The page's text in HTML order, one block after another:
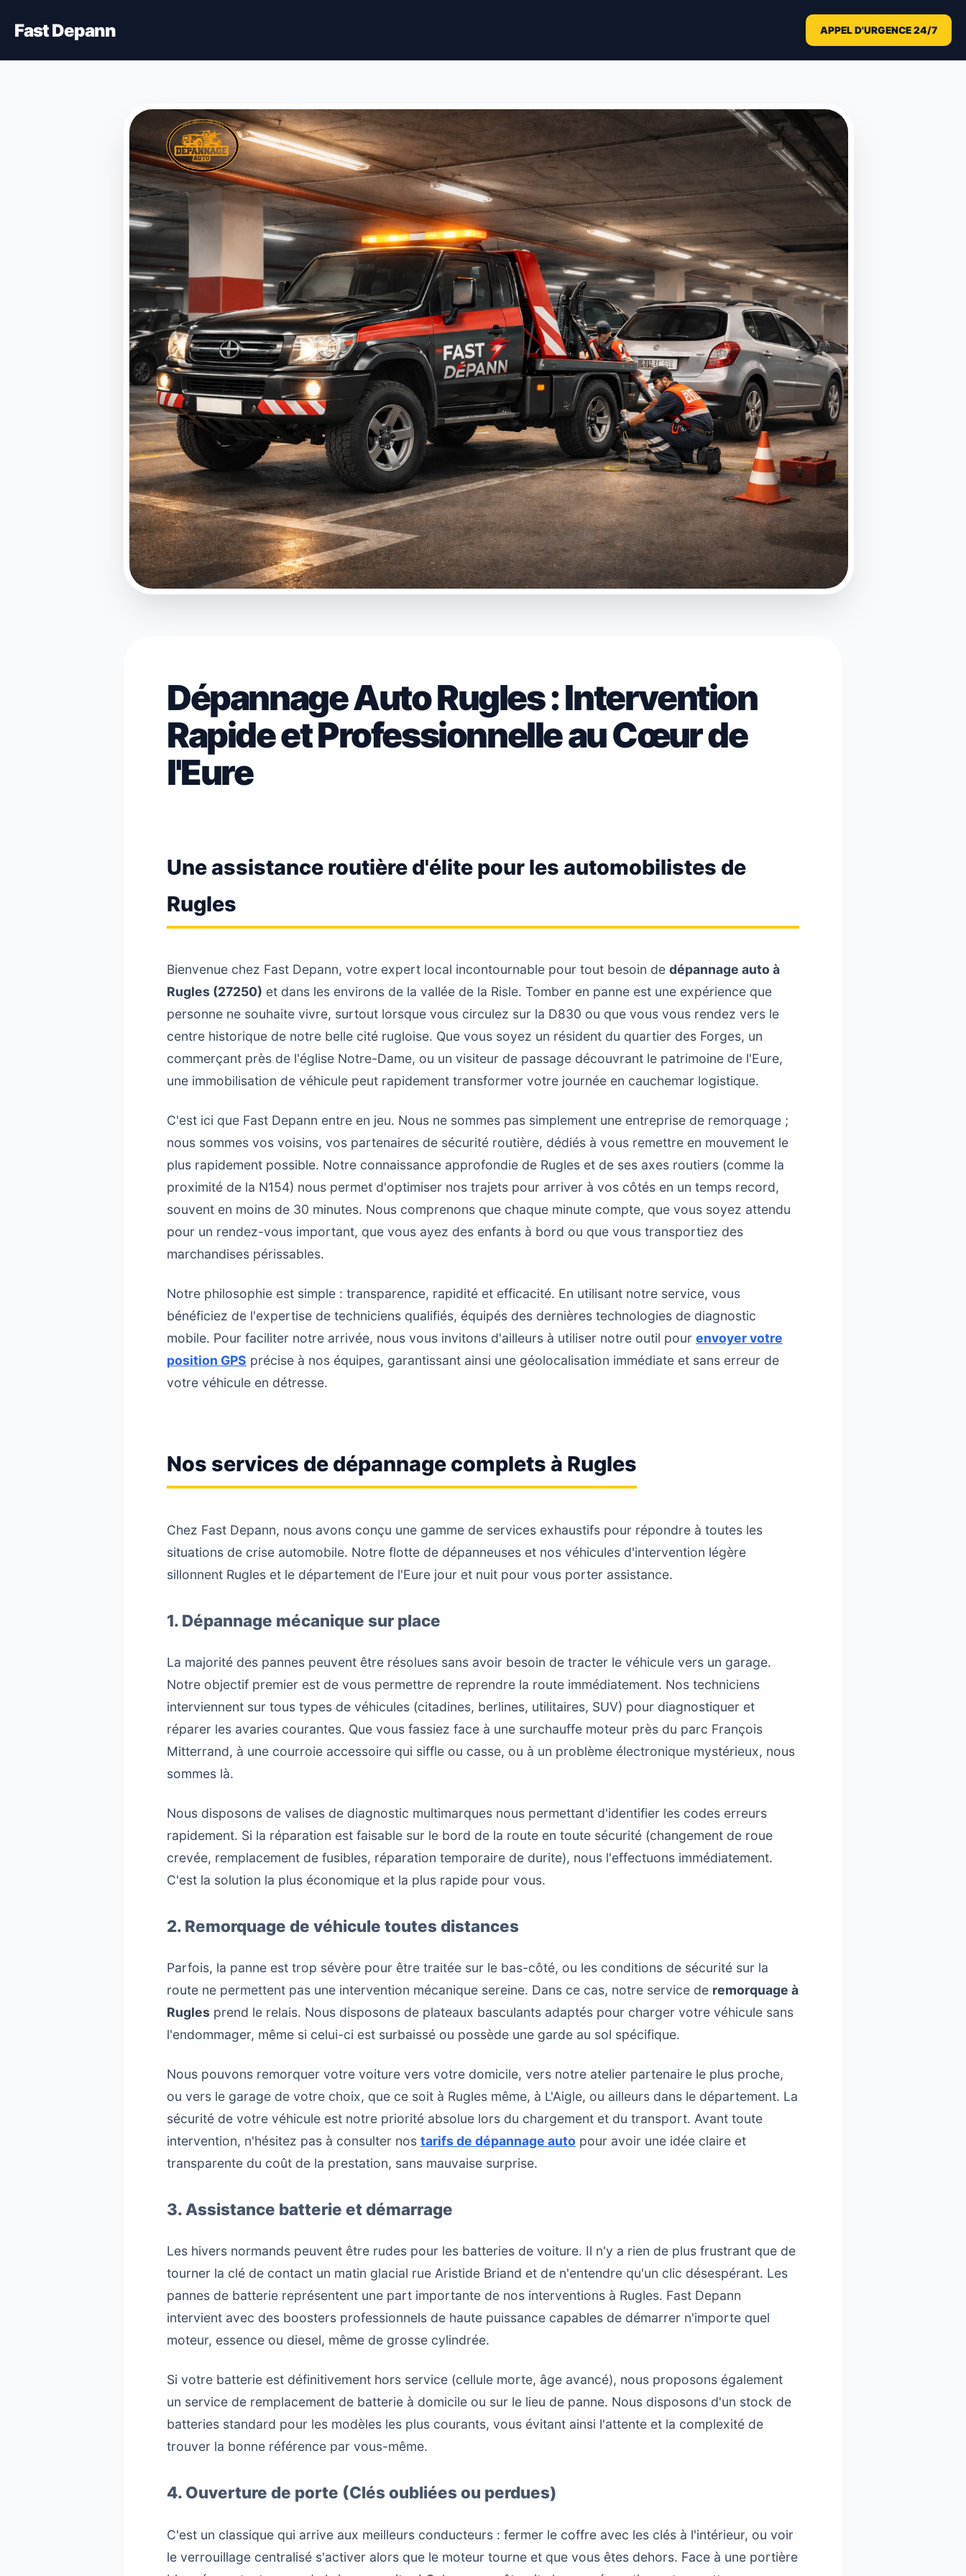
Fast Depann APPEL D'URGENCE 24/7
Dépannage Auto Rugles : Intervention
Rapide et Professionnelle au Cœur de
l'Eure
Une assistance routière d'élite pour les automobilistes de
Rugles
Bienvenue chez Fast Depann, votre expert local incontournable pour tout besoin de dépannage auto à
Rugles (27250) et dans les environs de la vallée de la Risle. Tomber en panne est une expérience que
personne ne souhaite vivre, surtout lorsque vous circulez sur la D830 ou que vous vous rendez vers le
centre historique de notre belle cité rugloise. Que vous soyez un résident du quartier des Forges, un
commerçant près de l'église Notre-Dame, ou un visiteur de passage découvrant le patrimoine de l'Eure,
une immobilisation de véhicule peut rapidement transformer votre journée en cauchemar logistique.
C'est ici que Fast Depann entre en jeu. Nous ne sommes pas simplement une entreprise de remorquage ;
nous sommes vos voisins, vos partenaires de sécurité routière, dédiés à vous remettre en mouvement le
plus rapidement possible. Notre connaissance approfondie de Rugles et de ses axes routiers (comme la
proximité de la N154) nous permet d'optimiser nos trajets pour arriver à vos côtés en un temps record,
souvent en moins de 30 minutes. Nous comprenons que chaque minute compte, que vous soyez attendu
pour un rendez-vous important, que vous ayez des enfants à bord ou que vous transportiez des
marchandises périssables.
Notre philosophie est simple : transparence, rapidité et efficacité. En utilisant notre service, vous
bénéficiez de l'expertise de techniciens qualifiés, équipés des dernières technologies de diagnostic
mobile. Pour faciliter notre arrivée, nous vous invitons d'ailleurs à utiliser notre outil pour envoyer votre
position GPS précise à nos équipes, garantissant ainsi une géolocalisation immédiate et sans erreur de
votre véhicule en détresse.
Nos services de dépannage complets à Rugles
Chez Fast Depann, nous avons conçu une gamme de services exhaustifs pour répondre à toutes les
situations de crise automobile. Notre flotte de dépanneuses et nos véhicules d'intervention légère
sillonnent Rugles et le département de l'Eure jour et nuit pour vous porter assistance.
1. Dépannage mécanique sur place
La majorité des pannes peuvent être résolues sans avoir besoin de tracter le véhicule vers un garage.
Notre objectif premier est de vous permettre de reprendre la route immédiatement. Nos techniciens
interviennent sur tous types de véhicules (citadines, berlines, utilitaires, SUV) pour diagnostiquer et
réparer les avaries courantes. Que vous fassiez face à une surchauffe moteur près du parc François
Mitterrand, à une courroie accessoire qui siffle ou casse, ou à un problème électronique mystérieux, nous
sommes là.
Nous disposons de valises de diagnostic multimarques nous permettant d'identifier les codes erreurs
rapidement. Si la réparation est faisable sur le bord de la route en toute sécurité (changement de roue
crevée, remplacement de fusibles, réparation temporaire de durite), nous l'effectuons immédiatement.
C'est la solution la plus économique et la plus rapide pour vous.
2. Remorquage de véhicule toutes distances
Parfois, la panne est trop sévère pour être traitée sur le bas-côté, ou les conditions de sécurité sur la
route ne permettent pas une intervention mécanique sereine. Dans ce cas, notre service de remorquage à
Rugles prend le relais. Nous disposons de plateaux basculants adaptés pour charger votre véhicule sans
l'endommager, même si celui-ci est surbaissé ou possède une garde au sol spécifique.
Nous pouvons remorquer votre voiture vers votre domicile, vers notre atelier partenaire le plus proche,
ou vers le garage de votre choix, que ce soit à Rugles même, à L'Aigle, ou ailleurs dans le département. La
sécurité de votre véhicule est notre priorité absolue lors du chargement et du transport. Avant toute
intervention, n'hésitez pas à consulter nos tarifs de dépannage auto pour avoir une idée claire et
transparente du coût de la prestation, sans mauvaise surprise.
3. Assistance batterie et démarrage
Les hivers normands peuvent être rudes pour les batteries de voiture. Il n'y a rien de plus frustrant que de
tourner la clé de contact un matin glacial rue Aristide Briand et de n'entendre qu'un clic désespérant. Les
pannes de batterie représentent une part importante de nos interventions à Rugles. Fast Depann
intervient avec des boosters professionnels de haute puissance capables de démarrer n'importe quel
moteur, essence ou diesel, même de grosse cylindrée.
Si votre batterie est définitivement hors service (cellule morte, âge avancé), nous proposons également
un service de remplacement de batterie à domicile ou sur le lieu de panne. Nous disposons d'un stock de
batteries standard pour les modèles les plus courants, vous évitant ainsi l'attente et la complexité de
trouver la bonne référence par vous-même.
4. Ouverture de porte (Clés oubliées ou perdues)
C'est un classique qui arrive aux meilleurs conducteurs : fermer le coffre avec les clés à l'intérieur, ou voir
le verrouillage centralisé s'activer alors que le moteur tourne et que vous êtes dehors. Face à une portière